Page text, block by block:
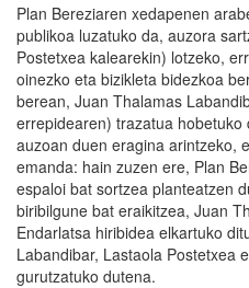
Plan Bereziaren xedapenen
publikoa luzatuko da, auzora
Postetxea kalearekin) lotzeko,
oinezko eta bizikleta bidezkoa
berean, Juan Thalamas
errepidearen) trazatua
auzoan duen eragina arintzeko,
emanda: hain zuzen ere, Plan
espaloi bat sortzea planteatzen
biribilgune bat eraikitzea, Juan
Endarlatsa hiribidea elkartuko
Labandibar, Lastaola Postetxea
gurutzatuko dutena.